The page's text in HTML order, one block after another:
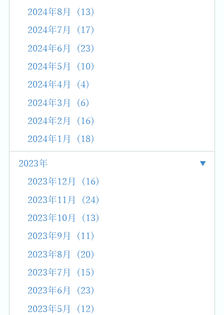
2024年8月 (13)
2024年7月 (17)
2024年6月 (23)
2024年5月 (10)
2024年4月 (4)
2024年3月 (6)
2024年2月 (16)
2024年1月 (18)
2023年
2023年12月 (16)
2023年11月 (24)
2023年10月 (13)
2023年9月 (11)
2023年8月 (20)
2023年7月 (15)
2023年6月 (23)
2023年5月 (12)